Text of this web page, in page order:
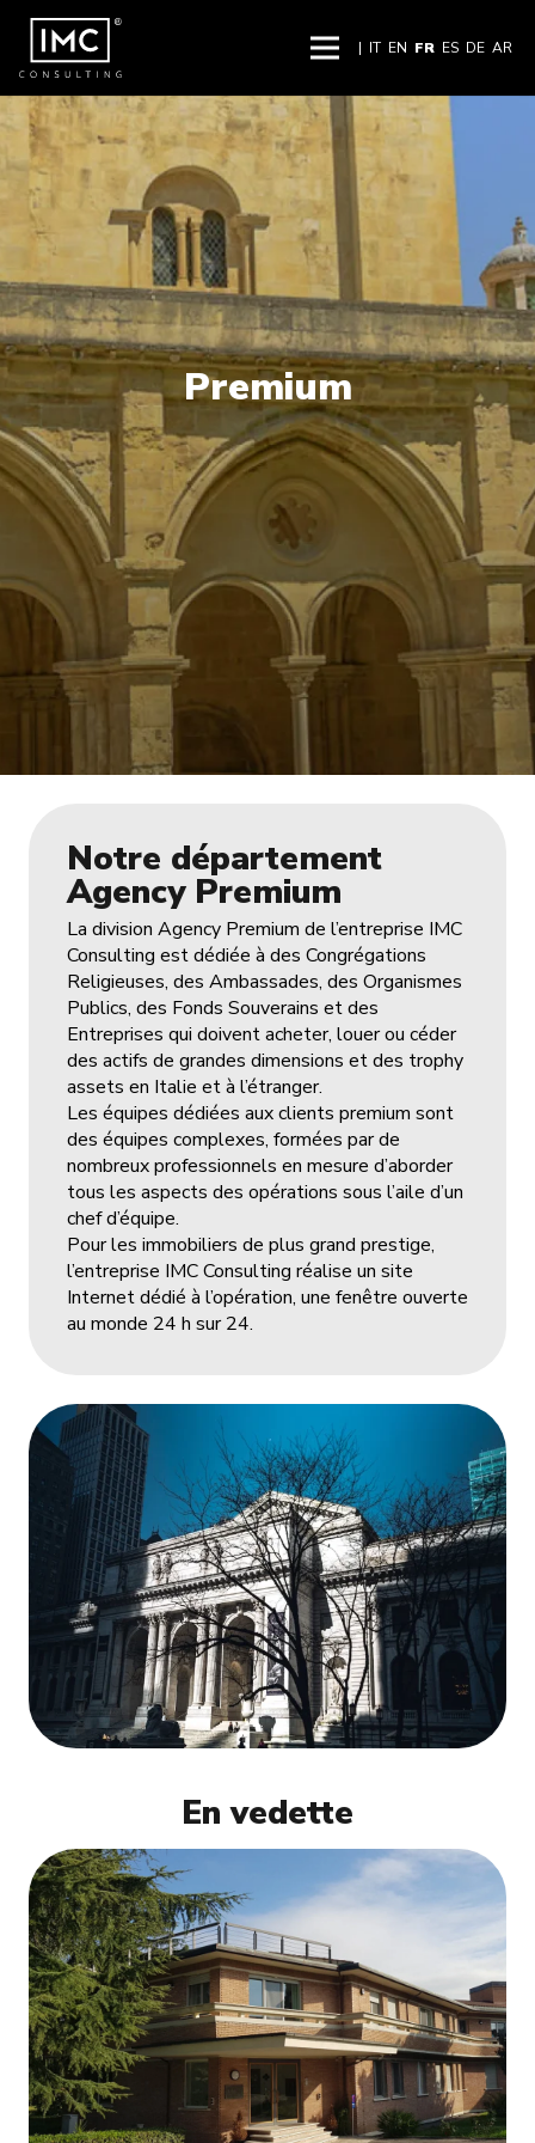
| IT EN FR ES DE AR
Premium
Notre département
Agency Premium
La division Agency Premium de l’entreprise IMC
Consulting est dédiée à des Congrégations
Religieuses, des Ambassades, des Organismes
Publics, des Fonds Souverains et des
Entreprises qui doivent acheter, louer ou céder
des actifs de grandes dimensions et des trophy
assets en Italie et à l’étranger.
Les équipes dédiées aux clients premium sont
des équipes complexes, formées par de
nombreux professionnels en mesure d’aborder
tous les aspects des opérations sous l’aile d’un
chef d’équipe.
Pour les immobiliers de plus grand prestige,
l’entreprise IMC Consulting réalise un site
Internet dédié à l’opération, une fenêtre ouverte
au monde 24 h sur 24.
En vedette